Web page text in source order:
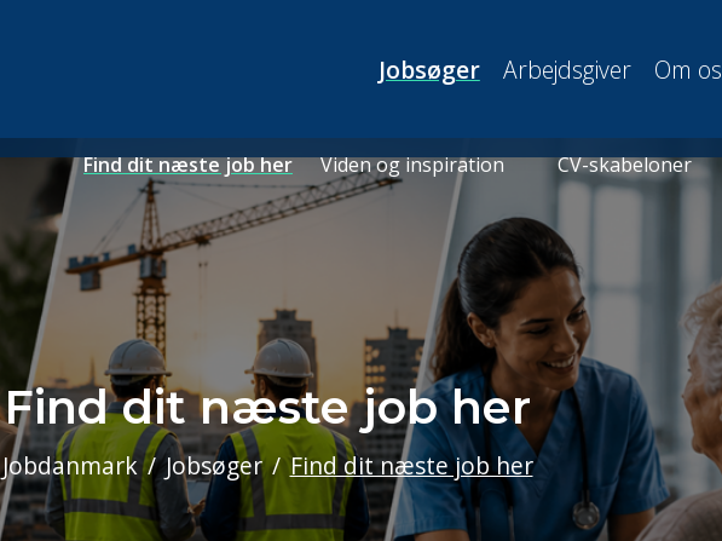
Jobsøger
Find dit næste job her Viden og inspiration CV-skabeloner
Arbejdsgiver Om os
Find dit næste job her
Jobdanmark Jobsøger Find dit næste job her